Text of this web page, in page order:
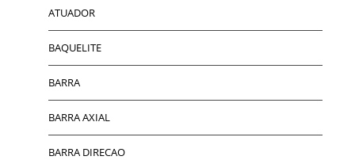
ATUADOR
BAQUELITE
BARRA
BARRA AXIAL
BARRA DIRECAO